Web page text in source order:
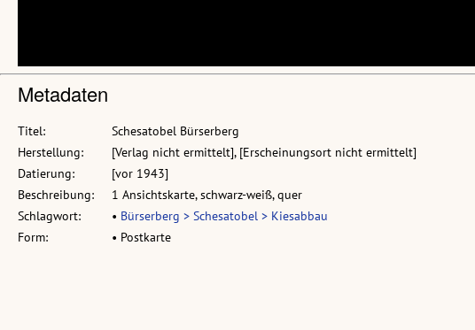
Metadaten
Titel:
Schesatobel Bürserberg
Herstellung:
[Verlag nicht ermittelt], [Erscheinungsort nicht ermittelt]
Datierung:
[vor 1943]
Beschreibung:
1 Ansichtskarte, schwarz-weiß, quer
Schlagwort:
• Bürserberg > Schesatobel > Kiesabbau
Form:
• Postkarte